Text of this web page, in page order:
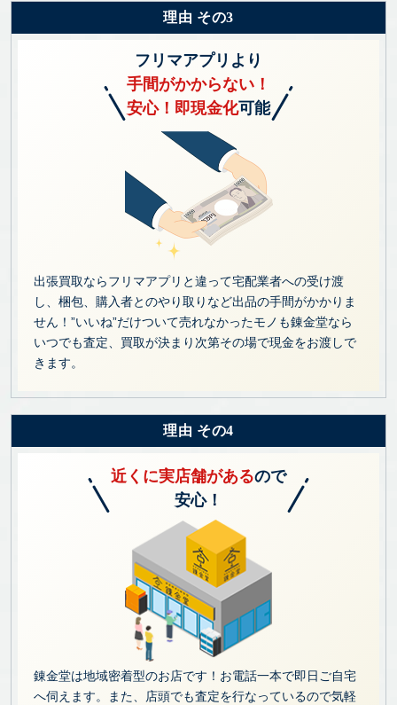
理由 その3
フリマアプリより
手間がかからない！
安心！即現金化可能
出張買取ならフリマアプリと違って宅配業者への受け渡
し、梱包、購入者とのやり取りなど出品の手間がかかりま
せん！”いいね”だけついて売れなかったモノも錬金堂なら
いつでも査定、買取が決まり次第その場で現金をお渡しで
きます。
理由 その4
近くに実店舗があるので
安心！
錬金堂は地域密着型のお店です！お電話一本で即日ご自宅
へ伺えます。また、店頭でも査定を行なっているので気軽